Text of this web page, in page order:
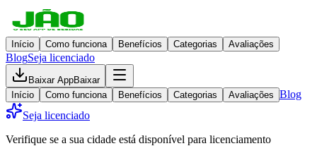
Início Como funciona Benefícios Categorias Avaliações
BlogSeja licenciado
Baixar AppBaixar
Início
Como funciona Benefícios Categorias Avaliações Blog
Seja licenciado
Verifique se a sua cidade está disponível para licenciamento